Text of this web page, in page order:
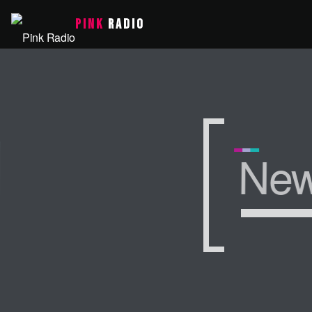
PINK RADIO